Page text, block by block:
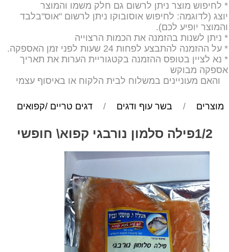
* לחיפוש מוצר ניתן לרשום גם חלק משמו והמוצר
יוצג (לדוגמה: לחיפוש אוסובוקו ניתן לרשום "אוס"בלבד
והמוצר יופיע לכם).
* ניתן לשנות בהזמנה את הכמות הרצוייה
* על ההזמנה להתבצע לפחות 24 שעות לפני זמן האספקה.
* נא לציין בטופס ההזמנה בקטגוריית הערות את תאריך
אספקה מבוקש
והאם מעוניינים במשלוח לבית הלקוח או באיסוף עצמי
מוצרים / בשר עוף ודגים / דגים טריים /קפואים
1/2פילה סלמון נורבגי קפוא\ חופשי